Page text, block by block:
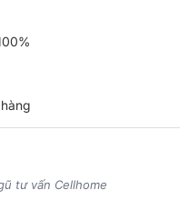
tư vấn Cellhome